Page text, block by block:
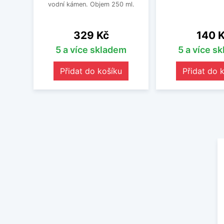
vodní kámen. Objem 250 ml.
Cena
329 Kč
5 a více skladem
Přidat do košíku
Cena
140
5 a více
Přidat do